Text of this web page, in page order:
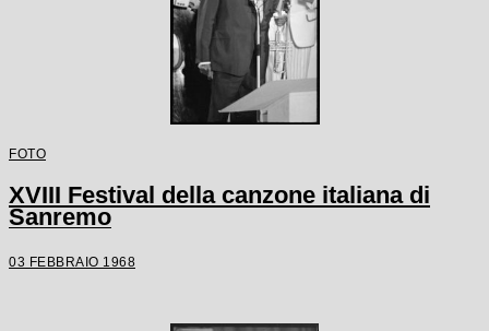
FOTO
XVIII Festival della canzone italiana di
Sanremo
03 FEBBRAIO 1968